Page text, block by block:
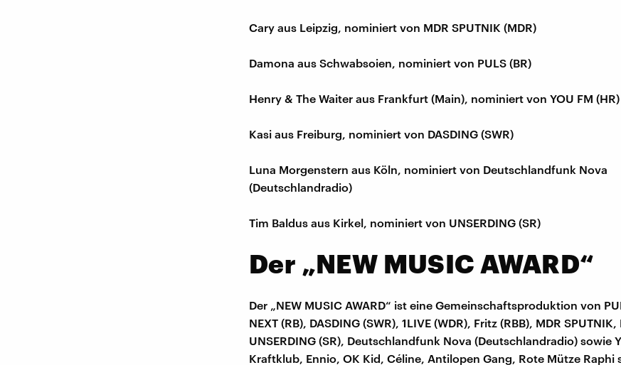
Cary aus Leipzig, nominiert von MDR SPUTNIK (MDR)
Damona aus Schwabsoien, nominiert von PULS (BR)
Henry & The Waiter aus Frankfurt (Main), nominiert von YOU FM (HR)
Kasi aus Freiburg, nominiert von DASDING (SWR)
Luna Morgenstern aus Köln, nominiert von Deutschlandfunk Nova
(Deutschlandradio)
Tim Baldus aus Kirkel, nominiert von UNSERDING (SR)
Der „NEW MUSIC AWARD“
Der „NEW MUSIC AWARD“ ist eine Gemeinschaftsproduktion von
NEXT (RB), DASDING (SWR), 1LIVE (WDR), Fritz (RBB), MDR SPUTNIK,
UNSERDING (SR), Deutschlandfunk Nova (Deutschlandradio) sowie
Kraftklub, Ennio, OK Kid, Céline, Antilopen Gang, Rote Mütze Raphi